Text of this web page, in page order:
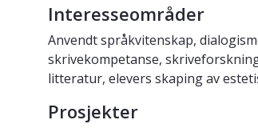
Interesseområder
Anvendt språkvitenskap,
skrivekompetanse,
litteratur, elevers skaping av
Prosjekter